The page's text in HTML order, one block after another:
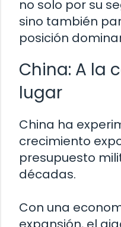
no solo por su
sino también
posición
China: A la
lugar
China ha
crecimiento
presupuesto
décadas.
Con una